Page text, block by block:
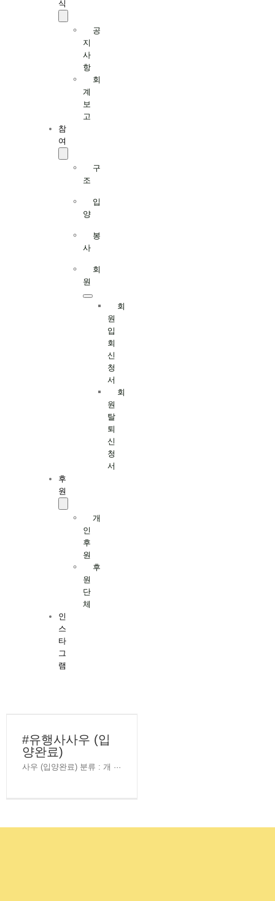
식
공
지
사
항
회
계
보
고
참
여
구
조
입
양
봉
사
회
원
회
원
입
회
신
청
서
회
원
탈
퇴
신
청
서
후
원
개
인
후
원
후
원
단
체
인
스
타
그
램
#유행사사우 (입
양완료)
사우 (입양완료) 분류 : 개 ···